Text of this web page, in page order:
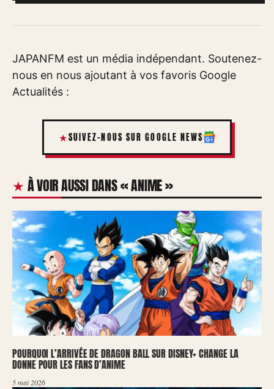
JAPANFM est un média indépendant. Soutenez-
nous en nous ajoutant à vos favoris Google
Actualités :
SUIVEZ-NOUS SUR GOOGLE NEWS
À VOIR AUSSI DANS « ANIME »
POURQUOI L’ARRIVÉE DE DRAGON BALL SUR DISNEY+ CHANGE LA
DONNE POUR LES FANS D’ANIME
5 mai 2026